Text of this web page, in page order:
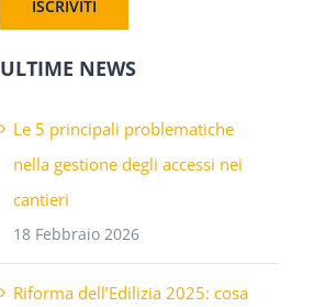
ULTIME NEWS
Le 5 principali problematiche
nella gestione degli accessi nei
cantieri
18 Febbraio 2026
Riforma dell’Edilizia 2025: cosa